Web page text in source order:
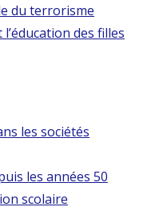
du terrorisme
des filles
les sociétés
les années 50
scolaire